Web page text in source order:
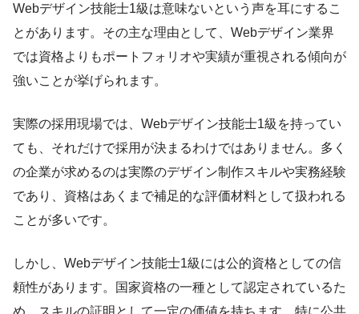
Webデザイン技能士1級は意味ないという声を耳にするこ
とがあります。その主な理由として、Webデザイン業界
では資格よりもポートフォリオや実績が重視される傾向が
強いことが挙げられます。
実際の採用現場では、Webデザイン技能士1級を持ってい
ても、それだけで採用が決まるわけではありません。多く
の企業が求めるのは実際のデザイン制作スキルや実務経験
であり、資格はあくまで補足的な評価材料として扱われる
ことが多いです。
しかし、Webデザイン技能士1級には公的資格としての信
頼性があります。国家資格の一種として認定されているた
め、スキルの証明として一定の価値を持ちます。特に公共